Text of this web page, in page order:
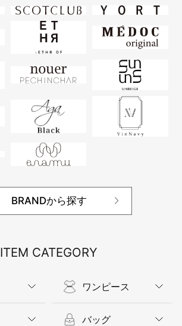
BRANDから探す
ITEM CATEGORY
ワンピース
バッグ